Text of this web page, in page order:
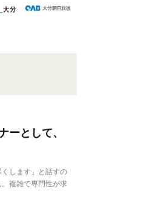
ーとして、
します」と話すの
複雑で専門性が求